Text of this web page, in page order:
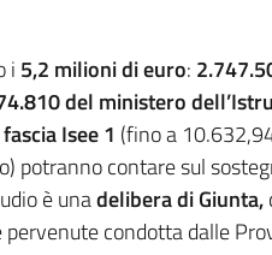
i 5,2 milioni di euro:
del ministero
fascia Isee 1 (fino a
potranno contare sul
è unadelibera di Giunta,
condotta dalle